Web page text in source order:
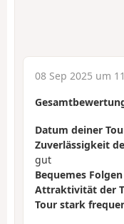
08 Sep 2025 um
Datum deiner
Zuverlässigkeit
gut
Bequemes
Attraktivität der
Tour stark